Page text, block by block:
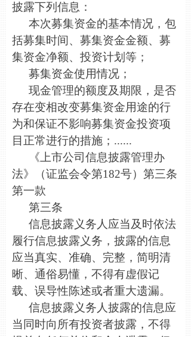
披露下列信息：
本次募集资金的基本情况，包
括募集时间、募集资金金额、募
集资金净额、投资计划等；
募集资金使用情况；
现金管理的额度及期限，是否
存在变相改变募集资金用途的行
为和保证不影响募集资金投资项
目正常进行的措施；......
《上市公司信息披露管理办
法》（证监会令第182号）第三条
第一款
第三条
信息披露义务人应当及时依法
履行信息披露义务，披露的信息
应当真实、准确、完整，简明清
晰、通俗易懂，不得有虚假记
载、误导性陈述或者重大遗漏。
信息披露义务人披露的信息应
当同时向所有投资者披露，不得